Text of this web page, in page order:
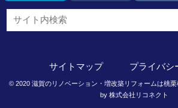
サイトマップ プライバシ
© 2020 滋賀のリノベーション・増改築リフォームは桃栗
by 株式会社リコネクト